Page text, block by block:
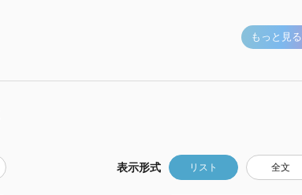
もっと見る
表示形式 リスト 全文